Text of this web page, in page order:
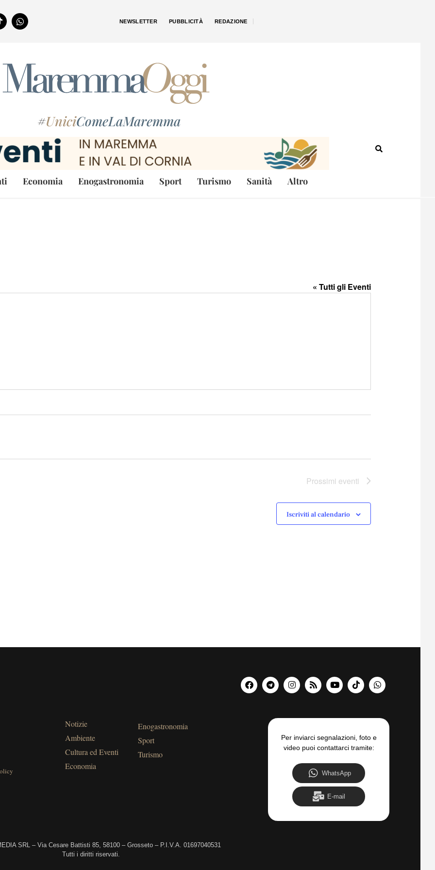
NEWSLETTER PUBBLICITÀ REDAZIONE
#UniciComeLaMaremma
Economia Enogastronomia Sport Turismo Sanità Altro
« Tutti gli Eventi
Prossimi eventi
Iscriviti al calendario
Notizie
Ambiente
Cultura ed Eventi
Economia
Enogastronomia
Sport
Turismo
Per inviarci segnalazioni, foto e
video puoi contattarci tramite:
WhatsApp
E-mail
SRL – Via Cesare Battisti 85, 58100 – Grosseto – P.I.V.A. 01697040531
Tutti i diritti riservati.